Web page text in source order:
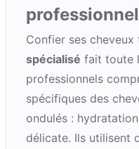
Confier ses cheveux
spécialisé fait toute
professionnels
spécifiques des
ondulés :
délicate. Ils utilisent